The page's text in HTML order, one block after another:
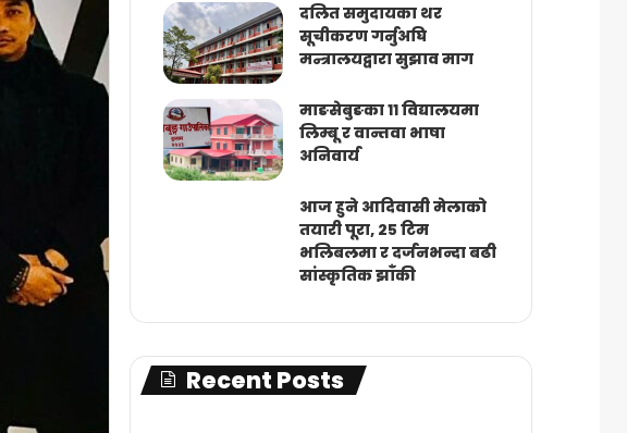
दलित समुदायका थर
सूचीकरण गर्नुअघि
मन्त्रालयद्वारा सुझाव माग
माङसेबुङका ११ विद्यालयमा
लिम्बू र वान्तवा भाषा
अनिवार्य
आज हुने आदिवासी मेलाको
तयारी पूरा, २५ टिम
भलिबलमा र दर्जनभन्दा बढी
सांस्कृतिक झाँकी
Recent Posts